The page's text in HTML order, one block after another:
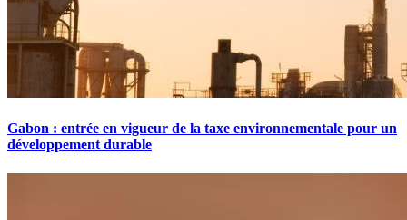
Gabon : entrée en vigueur de la taxe environnementale pour un
développement durable